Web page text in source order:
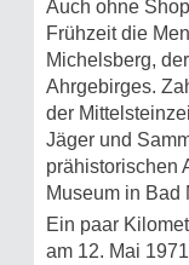
Auch ohne
Frühzeit die
Michelsberg,
Ahrgebirges.
der
Jäger und
prähistorischen
Museum in Bad
Ein paar
am 12. Mai